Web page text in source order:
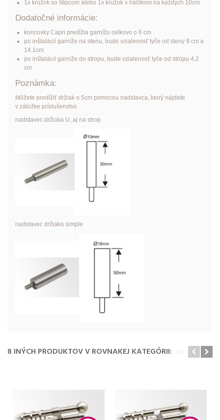
1x krúžok so štipcom alebo 1x krúžok s háčikom na každých 10cm
Dodatočné informácie:
koncovky Capri predĺžia garnížu celkovo o 6 cm
po inštalácií garníže na stenu, bude vzialenosť tyče od steny 9 cm a
14.1cm
po inštalácií garníže do stropu, bude vzialenosť tyče od stropu 4,2
cm
Poznámka:
Môžete predĺžiť držiak o 5cm pomocou nadstavca, ktorý nájdete
v záložke príslušenstvo
nadstavec držiaka U, aj na strop
nadstavec držiaka simple
8 INÝCH PRODUKTOV V ROVNAKEJ KATEGÓRII: